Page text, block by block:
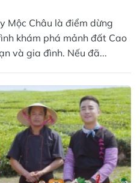
Mộc Châu là điểm dừng
khám phá mảnh đất Cao
và gia đình. Nếu đã...